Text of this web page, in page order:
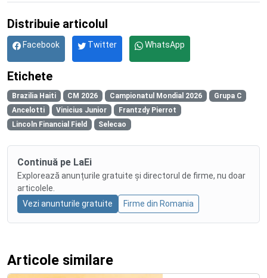
Distribuie articolul
Facebook Twitter WhatsApp
Etichete
Brazilia Haiti CM 2026 Campionatul Mondial 2026
Grupa C
Ancelotti
Vinicius Junior
Frantzdy Pierrot
Lincoln Financial Field
Selecao
Continuă pe LaEi
Explorează anunțurile gratuite și directorul de firme, nu doar
articolele.
Vezi anunturile gratuite
Firme din Romania
Articole similare